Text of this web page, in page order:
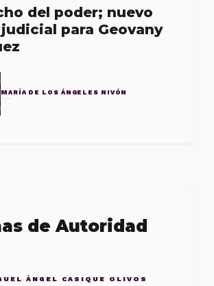
del poder; nuevo
para Geovany
MARÍA DE LOS ÁNGELES NIVÓN
de Autoridad
ÁNGEL CASIQUE OLIVOS